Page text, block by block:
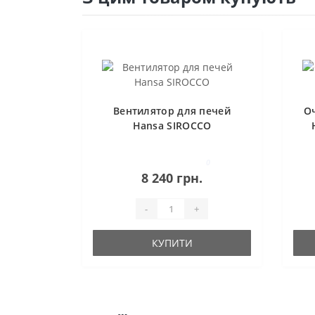
Вентилятор для печей
Hansa SIROCCO
8 240 грн.
- +
КУПИТИ